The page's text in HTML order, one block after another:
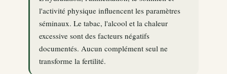
l'activité physique influencent les paramètres
séminaux. Le tabac, l'alcool et la chaleur
excessive sont des facteurs négatifs
documentés. Aucun complément seul ne
transforme la fertilité.